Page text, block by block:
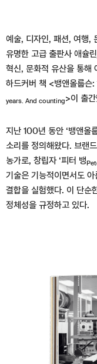
예술, 디자인, 패션, 여행,
유명한 고급 출판사 애슐린
혁신, 문화적 유산을 통해
하드커버 책 <뱅앤올룹
years. And counting>이 출
지난 100년 동안 ‘뱅앤올
소리를 정의해왔다. 브랜
농가로, 창립자 ‘피터 뱅
기술은 기능적이면서도
결합을 실험했다. 이 단순
정체성을 규정하고 있다.